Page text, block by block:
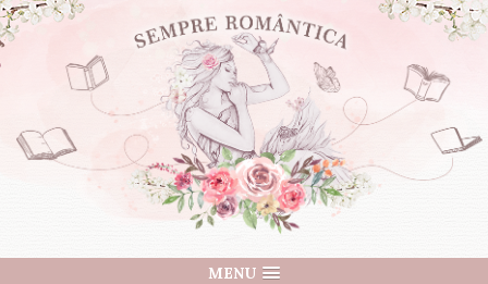
MENU